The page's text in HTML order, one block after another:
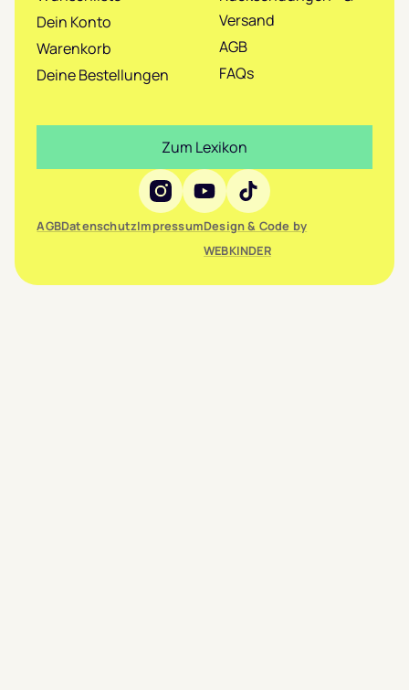
Dein Konto
Warenkorb
Deine Bestellungen
Versand
AGB
FAQs
Social Media
AGBDatenschutzImpressumDesign & Code by
WEBKINDER
Zum Lexikon